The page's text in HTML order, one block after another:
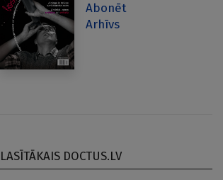
Abonēt
Arhīvs
LASĪTĀKAIS DOCTUS.LV